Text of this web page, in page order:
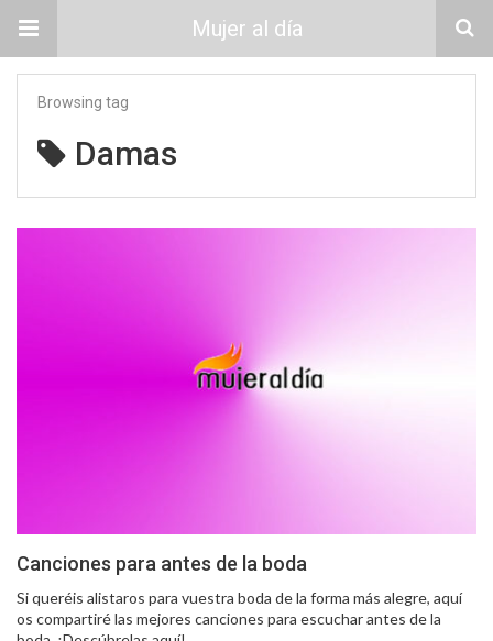
Mujer al día
Browsing tag
Damas
Canciones para antes de la boda
Si queréis alistaros para vuestra boda de la forma más alegre, aquí
os compartiré las mejores canciones para escuchar antes de la